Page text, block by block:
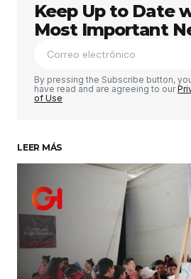
Tu dirección de correo
publicada. Los campos
marcados con*
Comentario *
Su nombre*
Tu correo electrónico
Guardar mi nombre,
web en este navegador
haga un comentario.
Keep Up to Date
Most Important
By pressing the Subscribe button,
have read and are agreeing to our
of Use
LEER MÁS